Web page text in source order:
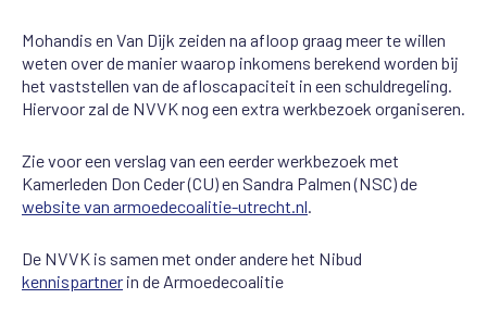
Mohandis en Van Dijk zeiden na afloop graag meer te willen
weten over de manier waarop inkomens berekend worden bij
het vaststellen van de afloscapaciteit in een schuldregeling.
Hiervoor zal de NVVK nog een extra werkbezoek organiseren.
Zie voor een verslag van een eerder werkbezoek met
Kamerleden Don Ceder (CU) en Sandra Palmen (NSC) de
website van armoedecoalitie-utrecht.nl.
De NVVK is samen met onder andere het Nibud
kennispartner in de Armoedecoalitie